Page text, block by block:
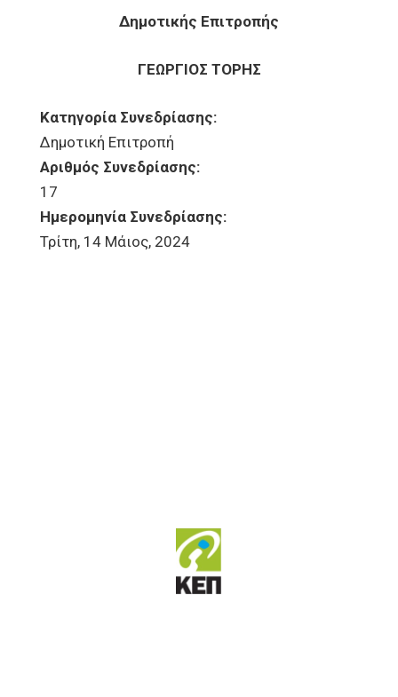
Δημοτικής Επιτροπής
ΓΕΩΡΓΙΟΣ ΤΟΡΗΣ
Κατηγορία Συνεδρίασης:
Δημοτική Επιτροπή
Αριθμός Συνεδρίασης:
17
Ημερομηνία Συνεδρίασης:
Τρίτη, 14 Μάιος, 2024